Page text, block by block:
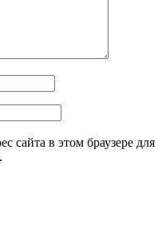
сайта в этом браузере для